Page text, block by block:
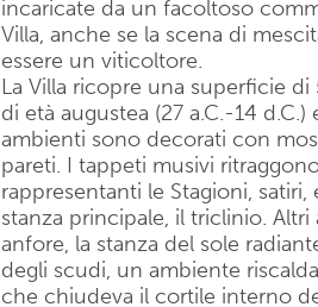
incaricate da un facoltoso
Villa, anche se la scena di
essere un viticoltore.
La Villa ricopre una superficie
di età augustea (27 a.C.-14
ambienti sono decorati con
pareti. I tappeti musivi
rappresentanti le Stagioni,
stanza principale, il triclinio.
anfore, la stanza del sole
degli scudi, un ambiente
che chiudeva il cortile interno